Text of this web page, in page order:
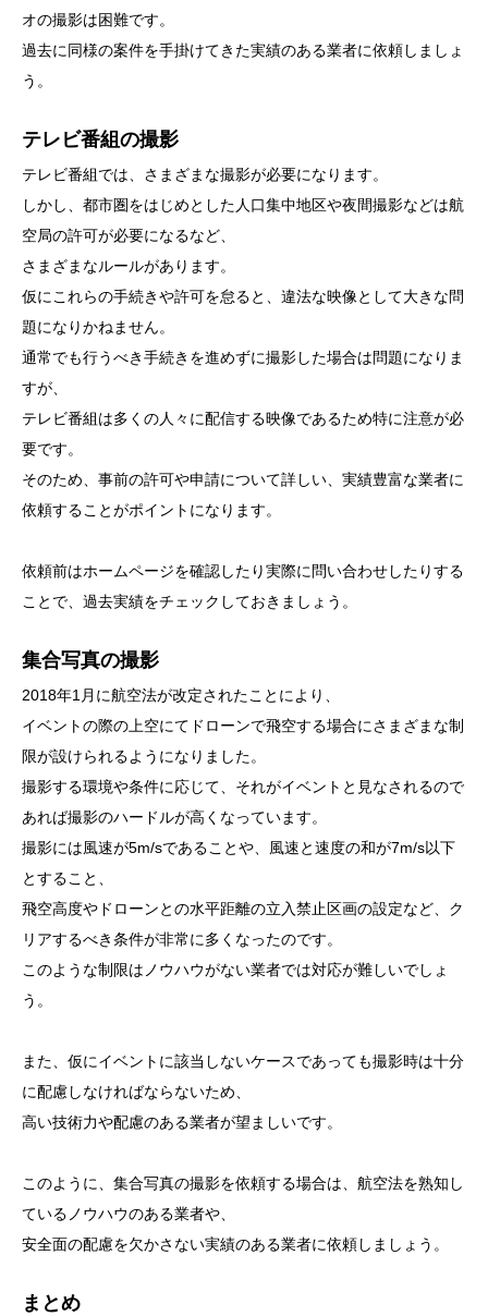
オの撮影は困難です。
過去に同様の案件を手掛けてきた実績のある業者に依頼しましょ
う。
テレビ番組の撮影
テレビ番組では、さまざまな撮影が必要になります。
しかし、都市圏をはじめとした人口集中地区や夜間撮影などは航
空局の許可が必要になるなど、
さまざまなルールがあります。
仮にこれらの手続きや許可を怠ると、違法な映像として大きな問
題になりかねません。
通常でも行うべき手続きを進めずに撮影した場合は問題になりま
すが、
テレビ番組は多くの人々に配信する映像であるため特に注意が必
要です。
そのため、事前の許可や申請について詳しい、実績豊富な業者に
依頼することがポイントになります。
依頼前はホームページを確認したり実際に問い合わせしたりする
ことで、過去実績をチェックしておきましょう。
集合写真の撮影
2018年1月に航空法が改定されたことにより、
イベントの際の上空にてドローンで飛空する場合にさまざまな制
限が設けられるようになりました。
撮影する環境や条件に応じて、それがイベントと見なされるので
あれば撮影のハードルが高くなっています。
撮影には風速が5m/sであることや、風速と速度の和が7m/s以下
とすること、
飛空高度やドローンとの水平距離の立入禁止区画の設定など、ク
リアするべき条件が非常に多くなったのです。
このような制限はノウハウがない業者では対応が難しいでしょ
う。
また、仮にイベントに該当しないケースであっても撮影時は十分
に配慮しなければならないため、
高い技術力や配慮のある業者が望ましいです。
このように、集合写真の撮影を依頼する場合は、航空法を熟知し
ているノウハウのある業者や、
安全面の配慮を欠かさない実績のある業者に依頼しましょう。
まとめ